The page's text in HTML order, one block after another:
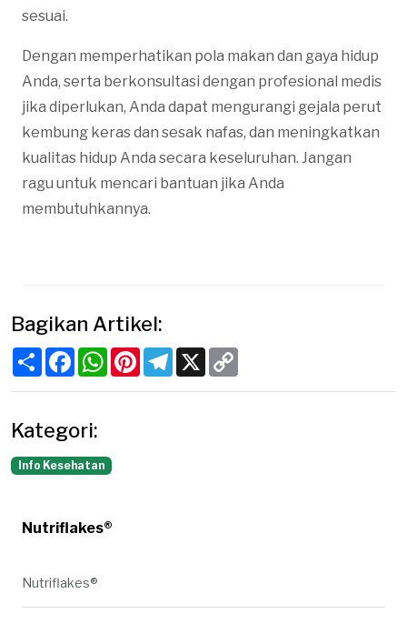
sesuai.
Dengan memperhatikan pola makan dan gaya hidup
Anda, serta berkonsultasi dengan profesional medis
jika diperlukan, Anda dapat mengurangi gejala perut
kembung keras dan sesak nafas, dan meningkatkan
kualitas hidup Anda secara keseluruhan. Jangan
ragu untuk mencari bantuan jika Anda
membutuhkannya.
Bagikan Artikel:
ShareFacebookWhatsApp
PinterestTelegram
X
Kategori:
Info Kesehatan
Nutriflakes®
Nutriflakes®